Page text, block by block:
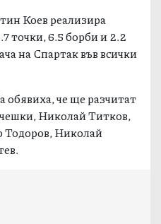
Коев реализира
точки, 6.5 борби и 2.2
на Спартак във всички
че ще разчитат
Николай Титков,
Тодоров, Николай